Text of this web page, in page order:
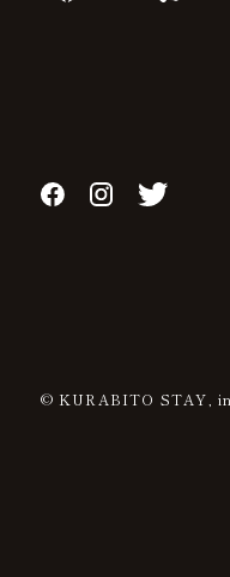
© KURABITO STAY,